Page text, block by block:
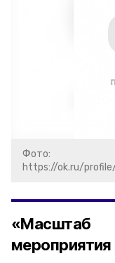
Фото:
https://ok.ru/